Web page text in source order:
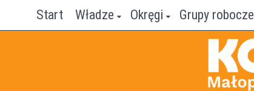
Start Władze Okręgi Grupy robocze